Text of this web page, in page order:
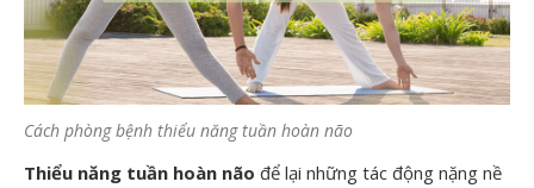
Cách phòng bệnh thiểu năng tuần hoàn não
Thiểu năng tuần hoàn não để lại những tác động nặng nề